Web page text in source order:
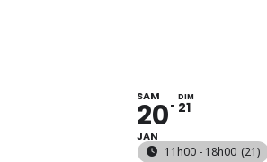
SAM
20
JAN
DIM
21
11h00 - 18h00 (21)